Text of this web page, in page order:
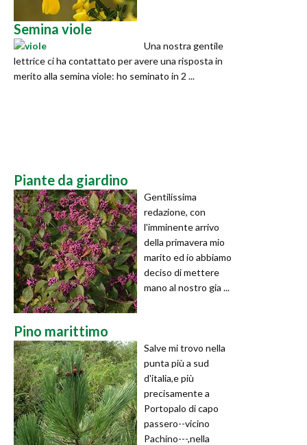
Semina viole
Una nostra gentile
lettrice ci ha contattato per avere una risposta in
merito alla semina viole: ho seminato in 2 ...
Piante da giardino
Gentilissima
redazione, con
l'imminente arrivo
della primavera mio
marito ed io abbiamo
deciso di mettere
mano al nostro gia ...
Pino marittimo
Salve mi trovo nella
punta più a sud
d'italia,e più
precisamente a
Portopalo di capo
passero--vicino
Pachino---,nella